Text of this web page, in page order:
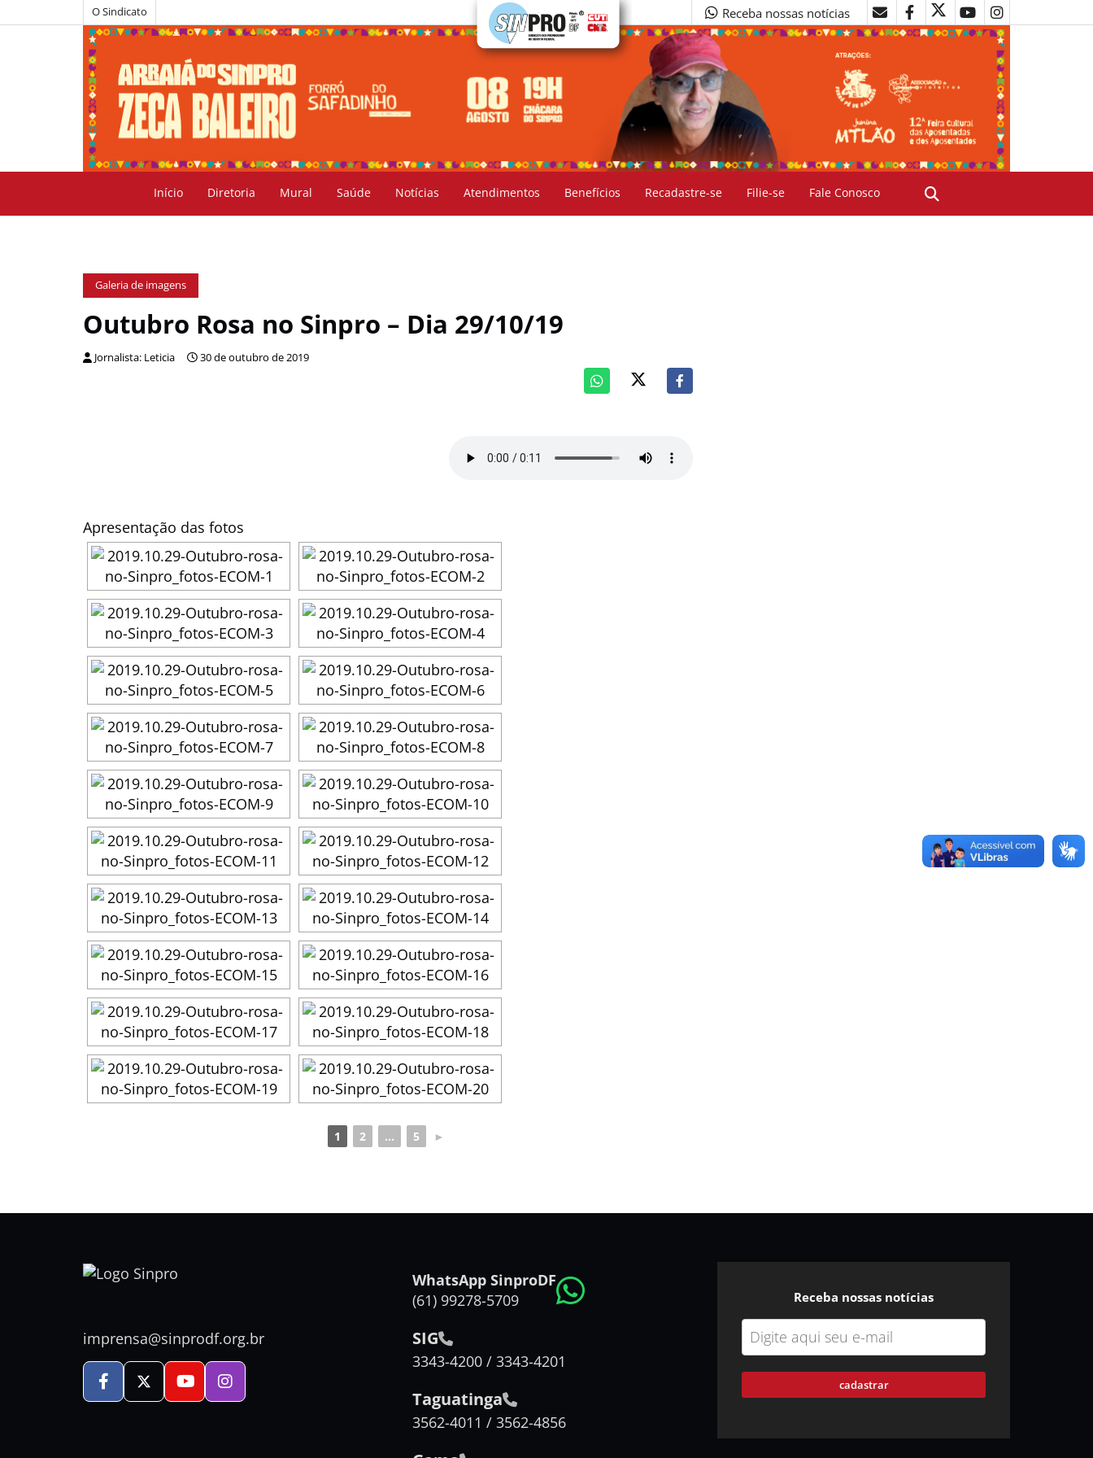
O Sindicato Receba nossas notícias
Início Diretoria Mural Saúde Notícias Atendimentos Benefícios Recadastre-se Filie-se Fale Conosco
Galeria de imagens
Outubro Rosa no Sinpro – Dia 29/10/19
Jornalista: Leticia 30 de outubro de 2019
Apresentação das fotos
1 2 ... 5 ►
imprensa@sinprodf.org.br
WhatsApp SinproDF
(61) 99278-5709
SIG
3343-4200 / 3343-4201
Taguatinga
3562-4011 / 3562-4856
Receba nossas notícias
cadastrar